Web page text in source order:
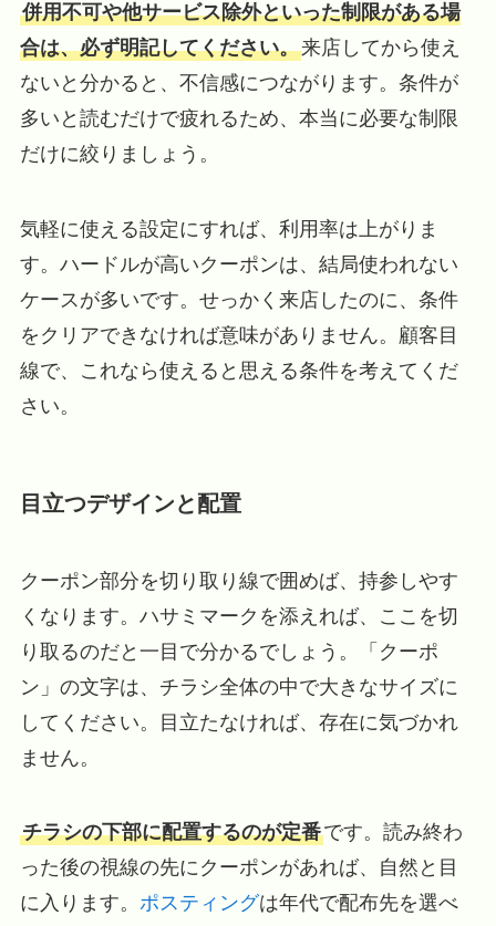
併用不可や他サービス除外といった制限がある場
合は、必ず明記してください。来店してから使え
ないと分かると、不信感につながります。条件が
多いと読むだけで疲れるため、本当に必要な制限
だけに絞りましょう。
気軽に使える設定にすれば、利用率は上がりま
す。ハードルが高いクーポンは、結局使われない
ケースが多いです。せっかく来店したのに、条件
をクリアできなければ意味がありません。顧客目
線で、これなら使えると思える条件を考えてくだ
さい。
目立つデザインと配置
クーポン部分を切り取り線で囲めば、持参しやす
くなります。ハサミマークを添えれば、ここを切
り取るのだと一目で分かるでしょう。「クーポ
ン」の文字は、チラシ全体の中で大きなサイズに
してください。目立たなければ、存在に気づかれ
ません。
チラシの下部に配置するのが定番です。読み終わ
った後の視線の先にクーポンがあれば、自然と目
に入ります。 ポスティングは年代で配布先を選べ